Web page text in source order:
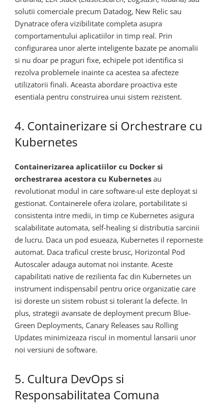
solutii comerciale precum Datadog, New Relic sau
Dynatrace ofera vizibilitate completa asupra
comportamentului aplicatiilor in timp real. Prin
configurarea unor alerte inteligente bazate pe anomalii
si nu doar pe praguri fixe, echipele pot identifica si
rezolva problemele inainte ca acestea sa afecteze
utilizatorii finali. Aceasta abordare proactiva este
esentiala pentru construirea unui sistem rezistent.
4. Containerizare si Orchestrare cu
Kubernetes
Containerizarea aplicatiilor cu Docker si
orchestrarea acestora cu Kubernetes au
revolutionat modul in care software-ul este deployat si
gestionat. Containerele ofera izolare, portabilitate si
consistenta intre medii, in timp ce Kubernetes asigura
scalabilitate automata, self-healing si distributia sarcinii
de lucru. Daca un pod esueaza, Kubernetes il reporneste
automat. Daca traficul creste brusc, Horizontal Pod
Autoscaler adauga automat noi instante. Aceste
capabilitati native de rezilienta fac din Kubernetes un
instrument indispensabil pentru orice organizatie care
isi doreste un sistem robust si tolerant la defecte. In
plus, strategii avansate de deployment precum Blue-
Green Deployments, Canary Releases sau Rolling
Updates minimizeaza riscul in momentul lansarii unor
noi versiuni de software.
5. Cultura DevOps si
Responsabilitatea Comuna